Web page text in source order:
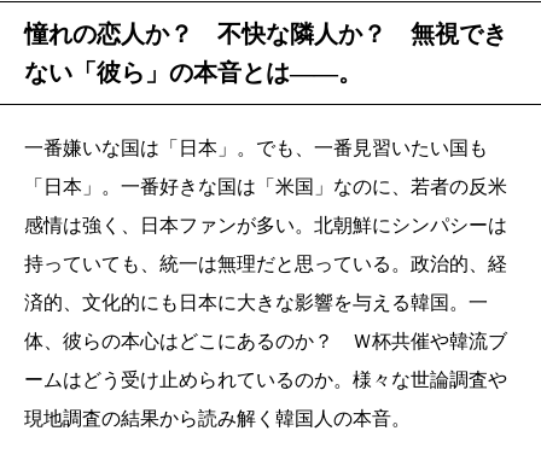
憧れの恋人か？ 不快な隣人か？ 無視でき
ない「彼ら」の本音とは――。
一番嫌いな国は「日本」。でも、一番見習いたい国も
「日本」。一番好きな国は「米国」なのに、若者の反米
感情は強く、日本ファンが多い。北朝鮮にシンパシーは
持っていても、統一は無理だと思っている。政治的、経
済的、文化的にも日本に大きな影響を与える韓国。一
体、彼らの本心はどこにあるのか？ Ｗ杯共催や韓流ブ
ームはどう受け止められているのか。様々な世論調査や
現地調査の結果から読み解く韓国人の本音。